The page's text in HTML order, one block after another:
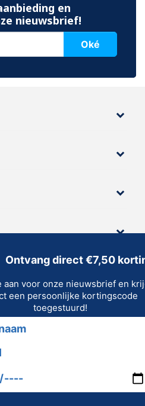
en
nieuwsbrief!
Oké
21% BTW, tenzij anders
| Privacy
Ontvang direct €7,50
aan voor onze nieuwsbrief en
een persoonlijke kortingscode
toegestuurd!